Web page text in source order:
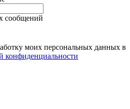
сообщений
моих персональных данных в
конфиденциальности